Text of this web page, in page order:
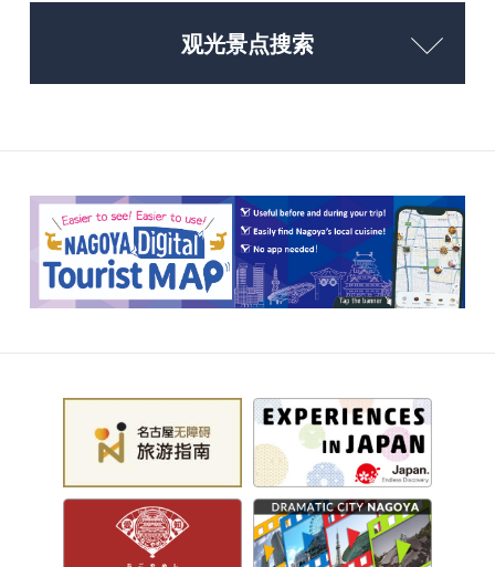
观光景点搜索